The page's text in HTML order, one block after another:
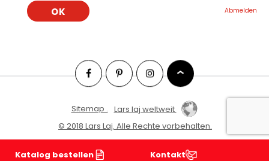
Katalog bestellen Kontakt
© 2018 Lars Laj. Alle Rechte vorbehalten.
Sitemap . Lars laj weltweit